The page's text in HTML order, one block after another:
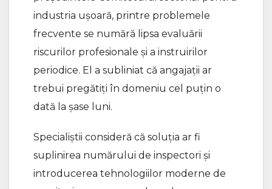
industria ușoară, printre problemele
frecvente se numără lipsa evaluării
riscurilor profesionale și a instruirilor
periodice. El a subliniat că angajații ar
trebui pregătiți în domeniu cel puțin o
dată la șase luni.
Specialiștii consideră că soluția ar fi
suplinirea numărului de inspectori și
introducerea tehnologiilor moderne de